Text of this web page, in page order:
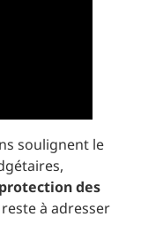
soulignent le
protection des
à adresser